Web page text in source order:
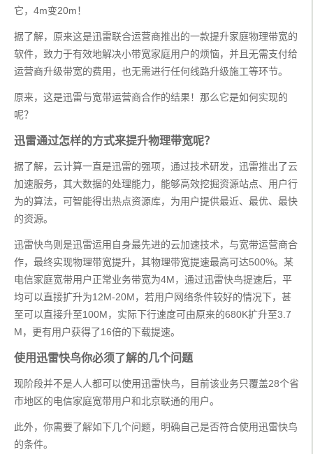
它，4m变20m！
据了解，原来这是迅雷联合运营商推出的一款提升家庭物理带宽的
软件，致力于有效地解决小带宽家庭用户的烦恼，并且无需支付给
运营商升级带宽的费用，也无需进行任何线路升级施工等环节。
原来，这是迅雷与宽带运营商合作的结果！那么它是如何实现的
呢？
迅雷通过怎样的方式来提升物理带宽呢？
据了解，云计算一直是迅雷的强项，通过技术研发，迅雷推出了云
加速服务，其大数据的处理能力，能够高效挖掘资源站点、用户行
为的算法，可智能得出热点资源库，为用户提供最近、最优、最快
的资源。
迅雷快鸟则是迅雷运用自身最先进的云加速技术，与宽带运营商合
作，最终实现物理带宽提升，其物理带宽提速最高可达500%。某
电信家庭宽带用户正常业务带宽为4M，通过迅雷快鸟提速后，平
均可以直接扩升为12M-20M，若用户网络条件较好的情况下，甚
至可以直接升至100M，实际下行速度可由原来的680K扩升至3.7
M，更有用户获得了16倍的下载提速。
使用迅雷快鸟你必须了解的几个问题
现阶段并不是人人都可以使用迅雷快鸟，目前该业务只覆盖28个省
市地区的电信家庭宽带用户和北京联通的用户。
此外，你需要了解如下几个问题，明确自己是否符合使用迅雷快鸟
的条件。